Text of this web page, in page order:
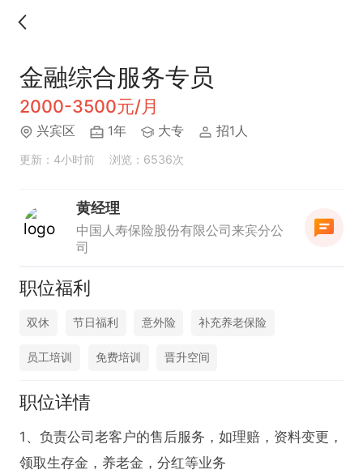
金融综合服务专员
2000-3500元/月
兴宾区 1年 大专 招1人
更新：4小时前 浏览：6536次
黄经理
中国人寿保险股份有限公司来宾分公
司
职位福利
双休 节日福利 意外险 补充养老保险
员工培训 免费培训 晋升空间
职位详情
1、负责公司老客户的售后服务，如理赔，资料变更，
领取生存金，养老金，分红等业务